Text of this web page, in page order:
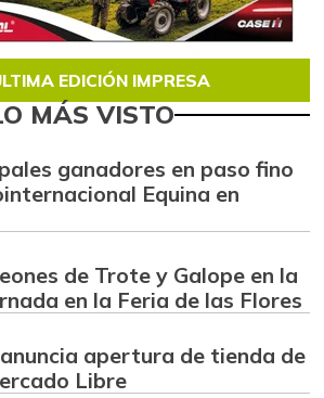
EDICIÓN IMPRESA
MÁS VISTO
ganadores en paso fino
Equina en
de Trote y Galope en la
en la Feria de las Flores
apertura de tienda de
Libre